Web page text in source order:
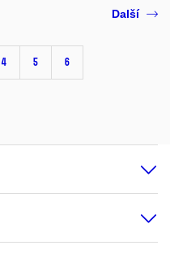
4 5 6
Další